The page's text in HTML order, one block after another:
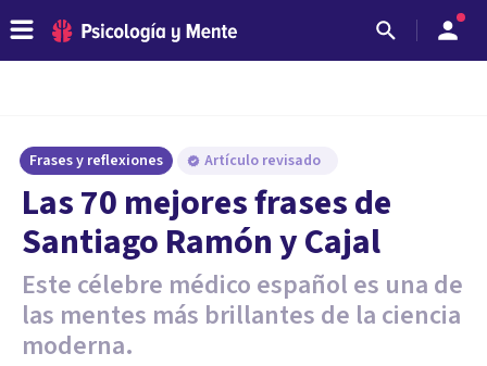
Frases y reflexiones Artículo revisado
Las 70 mejores frases de
Santiago Ramón y Cajal
Este célebre médico español es una de
las mentes más brillantes de la ciencia
moderna.